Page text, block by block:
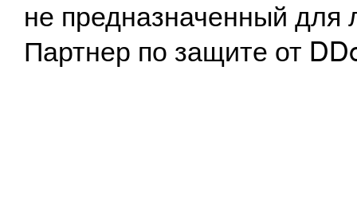
не предназначенный
Партнер по защите от